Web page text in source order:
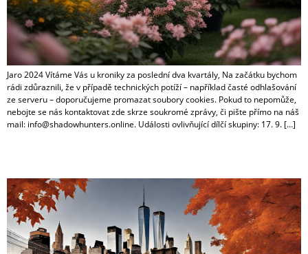
Jaro 2024 Vítáme Vás u kroniky za poslední dva kvartály, Na začátku bychom
rádi zdůraznili, že v případě technických potíží – například časté odhlašování
ze serveru – doporučujeme promazat soubory cookies. Pokud to nepomůže,
nebojte se nás kontaktovat zde skrze soukromé zprávy, či pište přímo na náš
mail: info@shadowhunters.online. Události ovlivňující dílčí skupiny: 17. 9. […]